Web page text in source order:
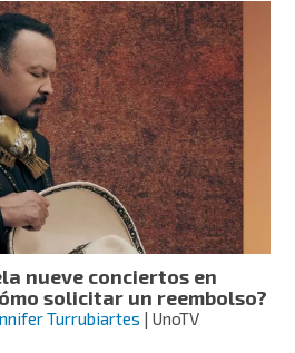
nueve conciertos en
solicitar un reembolso?
Turrubiartes | UnoTV